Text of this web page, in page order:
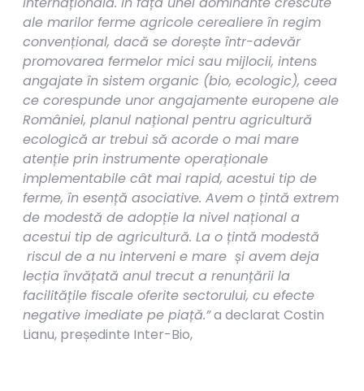
ale marilor ferme agricole cerealiere în regim
convențional, dacă se dorește într-adevăr
promovarea fermelor mici sau mijlocii, intens
angajate în sistem organic (bio, ecologic), ceea
ce corespunde unor angajamente europene ale
României, planul național pentru agricultură
ecologică ar trebui să acorde o mai mare
atenție prin instrumente operaționale
implementabile cât mai rapid, acestui tip de
ferme, în esență asociative. Avem o țintă extrem
de modestă de adopție la nivel național a
acestui tip de agricultură. La o țintă modestă
riscul de a nu interveni e mare și avem deja
lecția învățată anul trecut a renunțării la
facilitățile fiscale oferite sectorului, cu efecte
negative imediate pe piață.”a declarat Costin
Lianu, președinte Inter-Bio,